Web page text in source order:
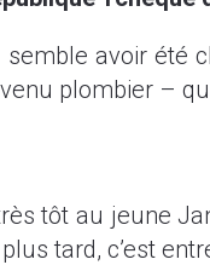
avoir été
plombier –
tôt au jeune
tard, c’est